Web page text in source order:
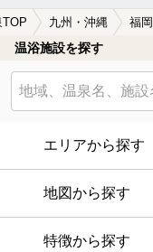
TOP 九州・沖縄 福
温浴施設を探す
エリアから探す
地図から探す
特徴から探す